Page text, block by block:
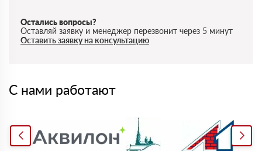
Остались вопросы?
Оставляй заявку и менеджер перезвонит через 5 минут
Оставить заявку на консультацию
С нами работают